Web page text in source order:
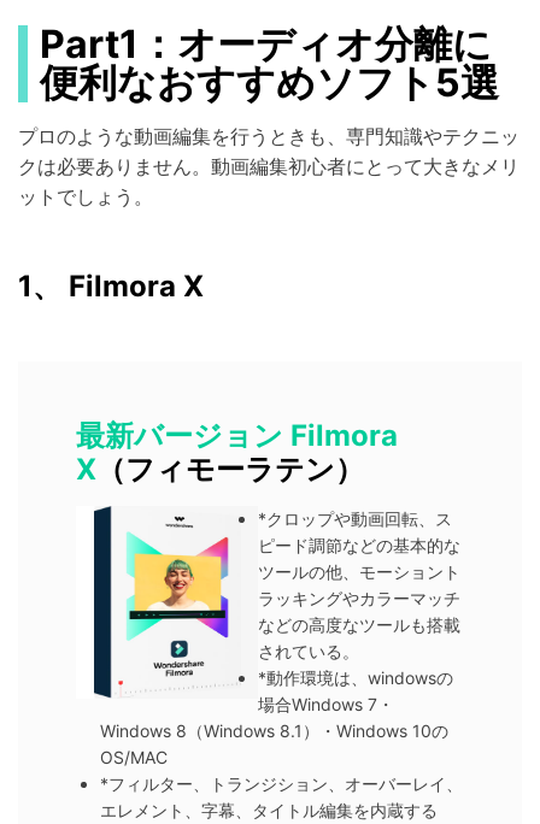
Part1：オーディオ分離に
便利なおすすめソフト5選
プロのような動画編集を行うときも、専門知識やテクニッ
クは必要ありません。動画編集初心者にとって大きなメリ
ットでしょう。
1、 Filmora X
最新バージョン Filmora
X （フィモーラテン）
*クロップや動画回転、ス
ピード調節などの基本的な
ツールの他、モーショント
ラッキングやカラーマッチ
などの高度なツールも搭載
されている。
*動作環境は、windowsの
場合Windows 7・
Windows 8（Windows 8.1）・Windows 10の
OS/MAC
*フィルター、トランジション、オーバーレイ、
エレメント、字幕、タイトル編集を内蔵する